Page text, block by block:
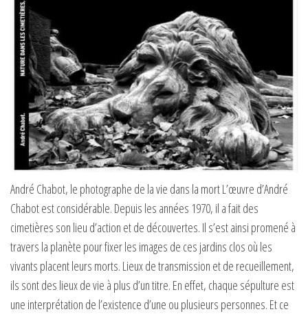
André Chabot, le photographe de la vie dans la mort L’œuvre d’André
Chabot est considérable. Depuis les années 1970, il a fait des
cimetières son lieu d’action et de découvertes. Il s’est ainsi promené à
travers la planète pour fixer les images de ces jardins clos où les
vivants placent leurs morts. Lieux de transmission et de recueillement,
ils sont des lieux de vie à plus d’un titre. En effet, chaque sépulture est
une interprétation de l’existence d’une ou plusieurs personnes. Et ce